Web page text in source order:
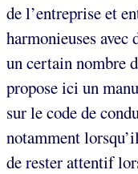
de l’entreprise et
harmonieuses avec
un certain nombre
propose ici un
sur le code de
notamment
de rester attentif